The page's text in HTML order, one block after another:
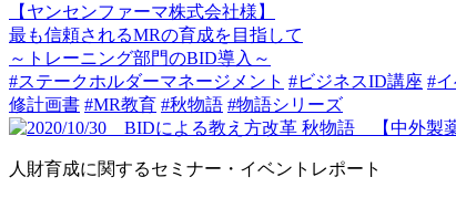
【ヤンセンファーマ株式会社様】
最も信頼されるMRの育成を目指して
～トレーニング部門のBID導入～
#ステークホルダーマネージメント #ビジネスID講座 #
修計画書 #MR教育 #秋物語 #物語シリーズ
人財育成に関するセミナー・イベントレポート